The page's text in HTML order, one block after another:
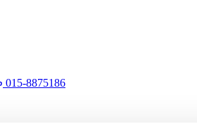
015-8875186